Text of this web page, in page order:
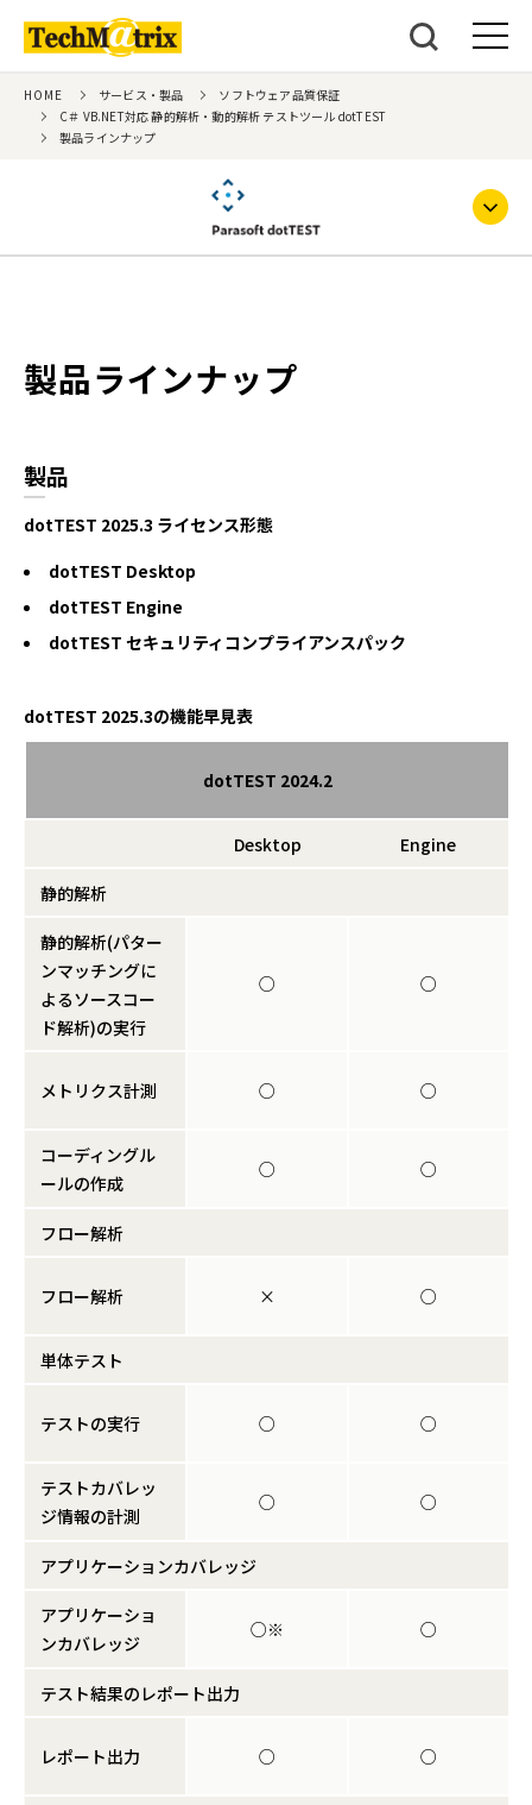
HOME サービス・製品
ソフトウェア品質保証
C＃ VB.NET対応 静的解析・動的解析 テストツール dotTEST
製品ラインナップ
製品ラインナップ
製品
dotTEST 2025.3 ライセンス形態
dotTEST Desktop
dotTEST Engine
dotTEST セキュリティコンプライアンスパック
dotTEST 2025.3の機能早見表
dotTEST 2024.2
Desktop Engine
静的解析
静的解析(パター
ンマッチングに
よるソースコー
ド解析)の実行
○ ○
メトリクス計測 ○ ○
コーディングル
ールの作成
○ ○
フロー解析
フロー解析 × ○
単体テスト
テストの実行 ○ ○
テストカバレッ
ジ情報の計測
○ ○
アプリケーションカバレッジ
アプリケーショ
ンカバレッジ
○※ ○
テスト結果のレポート出力
レポート出力 ○ ○